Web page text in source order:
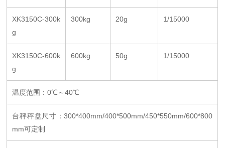
XK3150C-300k
g
300kg 20g 1/15000
XK3150C-600k
g
600kg 50g 1/15000
温度范围：0℃～40℃
台秤秤盘尺寸：300*400mm/400*500mm/450*550mm/600*800
mm可定制